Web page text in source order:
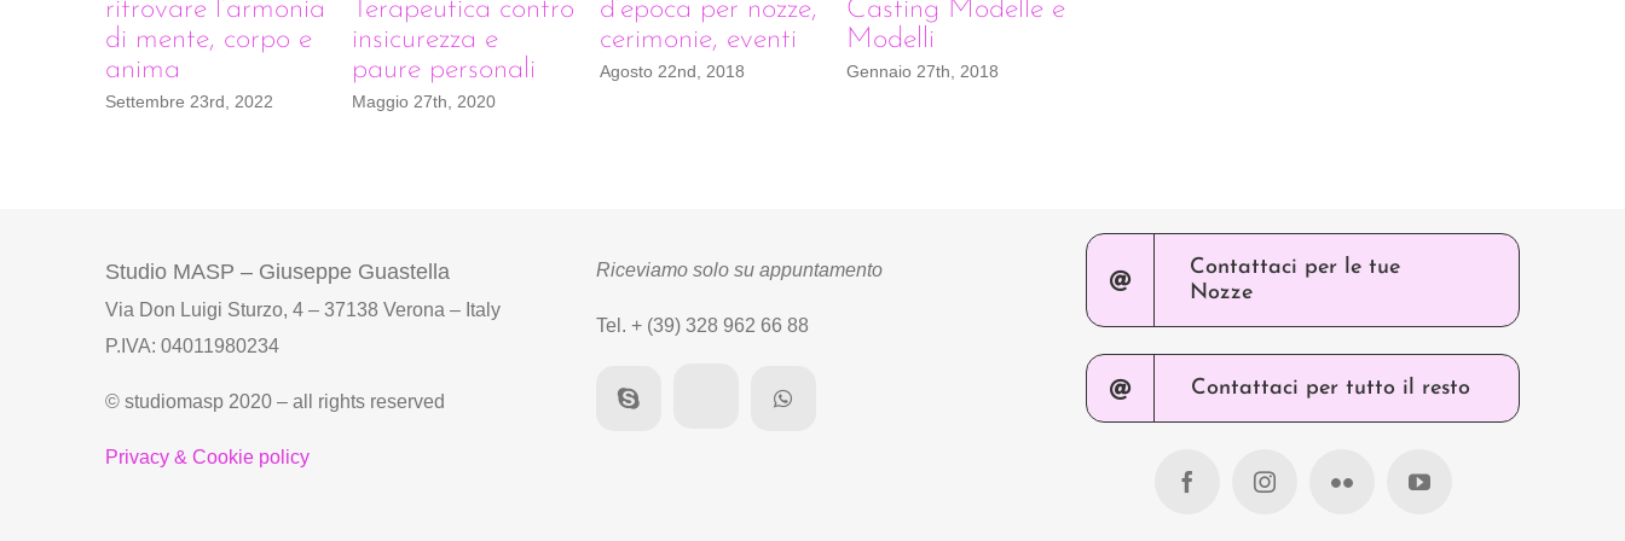
ritrovare l’armonia
di mente, corpo e
anima
Settembre 23rd, 2022
Terapeutica contro
insicurezza e
paure personali
Maggio 27th, 2020
d’epoca per nozze,
cerimonie, eventi
Agosto 22nd, 2018
Casting Modelle e
Modelli
Gennaio 27th, 2018
Studio MASP – Giuseppe Guastella
Via Don Luigi Sturzo, 4 – 37138 Verona – Italy
P.IVA: 04011980234
© studiomasp 2020 – all rights reserved
Privacy & Cookie policy
Riceviamo solo su appuntamento
Tel. + (39) 328 962 66 88
Contattaci per le tue
Nozze
Contattaci per tutto il resto